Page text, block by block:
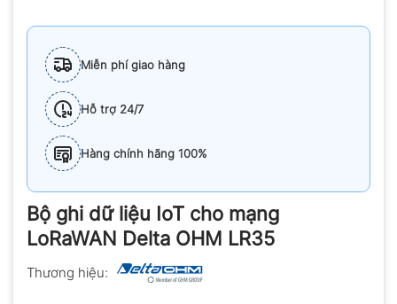
Miễn phí giao hàng
Hỗ trợ 24/7
Hàng chính hãng 100%
Bộ ghi dữ liệu IoT cho mạng
LoRaWAN Delta OHM LR35
Thương hiệu: